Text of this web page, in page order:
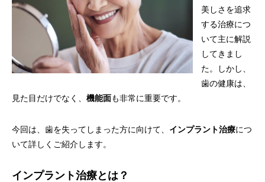
美しさを追求
する治療につ
いて主に解説
してきまし
た。しかし、
歯の健康は、
見た目だけでなく、 機能面 も非常に重要です。
今回は、歯を失ってしまった方に向けて、 インプラント治療につ
いて詳しくご紹介します。
インプラント治療とは？